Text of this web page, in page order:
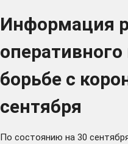
Информация
борьбе с
сентября
По состоянию на 30